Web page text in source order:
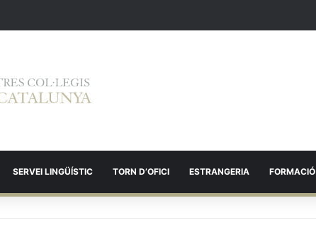
SERVEI LINGÜÍSTIC TORN D’OFICI ESTRANGERIA FORMACIÓ